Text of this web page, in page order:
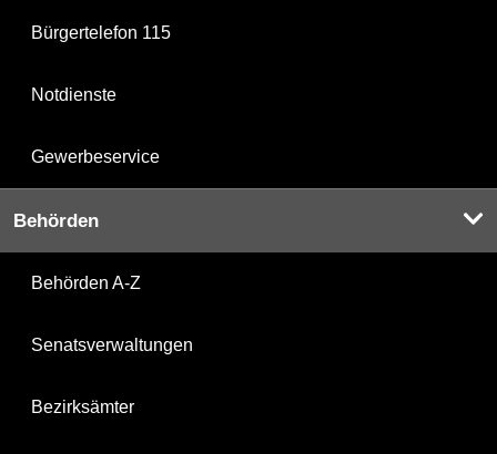
Bürgertelefon 115
Notdienste
Gewerbeservice
Behörden
Behörden A-Z
Senatsverwaltungen
Bezirksämter